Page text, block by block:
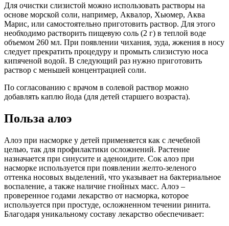
Для очистки слизистой можно использовать растворы на
основе морской соли, например, Аквалор, Хьюмер, Аква
Марис, или самостоятельно приготовить раствор. Для этого
необходимо растворить пищевую соль (2 г) в теплой воде
объемом 260 мл. При появлении чихания, зуда, жжения в носу
следует прекратить процедуру и промыть слизистую носа
кипяченой водой. В следующий раз нужно приготовить
раствор с меньшей концентрацией соли.
По согласованию с врачом в солевой раствор можно
добавлять каплю йода (для детей старшего возраста).
Польза алоэ
Алоэ при насморке у детей применяется как с лечебной
целью, так для профилактики осложнений. Растение
назначается при синусите и аденоидите. Сок алоэ при
насморке используется при появлении желто-зеленого
оттенка носовых выделений, что указывает на бактериальное
воспаление, а также наличие гнойных масс. Алоэ –
проверенное годами лекарство от насморка, которое
используется при простуде, осложненном течении ринита.
Благодаря уникальному составу лекарство обеспечивает: